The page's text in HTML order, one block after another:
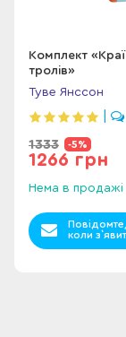
Комплект
тролів»
Туве Янссон
1333 -5%
1266 грн
Нема в продажі
Повідомте,
коли